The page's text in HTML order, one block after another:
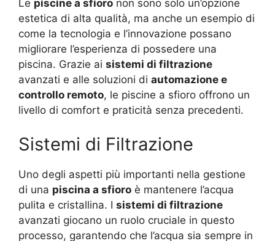
Le piscine a sfioro non sono solo un’opzione
estetica di alta qualità, ma anche un esempio di
come la tecnologia e l’innovazione possano
migliorare l’esperienza di possedere una
piscina. Grazie ai sistemi di filtrazione
avanzati e alle soluzioni di automazione e
controllo remoto, le piscine a sfioro offrono un
livello di comfort e praticità senza precedenti.
Sistemi di Filtrazione
Uno degli aspetti più importanti nella gestione
di una piscina a sfioro è mantenere l’acqua
pulita e cristallina. I sistemi di filtrazione
avanzati giocano un ruolo cruciale in questo
processo, garantendo che l’acqua sia sempre in